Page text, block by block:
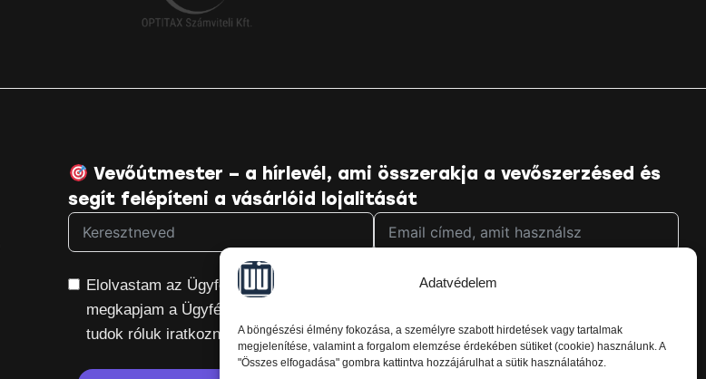
Adatvédelem
A böngészési élmény fokozása, a személyre szabott hirdetések vagy tartalmak
megjelenítése, valamint a forgalom elemzése érdekében sütiket (cookie) használunk. A
"Összes elfogadása" gombra kattintva hozzájárulhat a sütik használatához.
Vevőútmester – a hírlevél, ami összerakja a vevőszerzésed és
segít felépíteni a vásárlóid lojalitását
Elolvastam az Ügyfélút.hu adatkezelési tájékoztatóját, és hozzájárulok ahhoz, hogy
megkapjam a Ügyfélút.hu hírleveleit, és azt is tudom, hogy bármikor könnyedén le
tudok róluk iratkozni.